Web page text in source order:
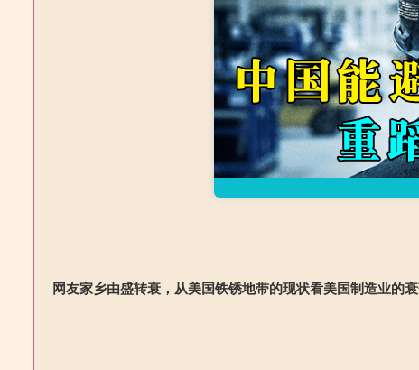
网友家乡由盛转衰，从美国铁锈地带的现状看美国制造业的